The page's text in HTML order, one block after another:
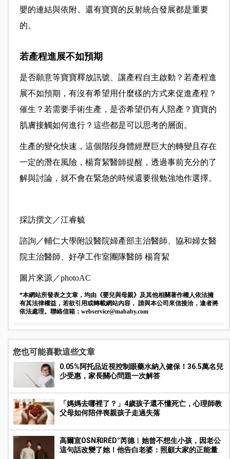
嬰的連結與依附、還有寶寶的反射統合發展都是重要
的。
若產程進展不如預期
是否願意等寶寶釋放訊號、讓產程自主啟動？若產程進
展不如預期，有沒有希望用什麼樣的方式來促進產程？
催生？若需要手術生產，是否希望仍有人陪產？寶寶的
肌膚接觸如何進行？這些都是可以思考的層面。
生產的變化快速，這個階段身體經歷巨大的轉變且存在
一定的潛在風險，楊育絜醫師提醒，透過事前充分的了
解與討論，就不會在緊急的時候還要很勉強地作選擇。
採訪撰文／江睿毓
諮詢／輔仁大學附設醫院婦產部主治醫師、協和婦女醫
院主治醫師、好孕工作室團隊醫師 楊育絜
圖片來源／photoAC
*本網站所發表之文章，均由《嬰兒與母親》及其他相關著作權人依法擁
有其法律權益，若欲引用或轉載網站內容， 請與本公司來信接洽，違者將
依法處理。聯絡信箱： webservice@mababy.com
您也可能喜歡這些文章
0.05%阿托品近視控制眼藥水納入健保！36.5萬名兒
少受惠，家長關心問題一次解答
「媽媽去哪裡了？」4歲孩子還不懂死亡，心理師教
父母如何陪伴喪親孩子走過失落
高爾宣OSN和RĒD°芮德︱她曾不想生小孩，因老公
這句話改變了她！他告白老婆：照顧大家的正能量